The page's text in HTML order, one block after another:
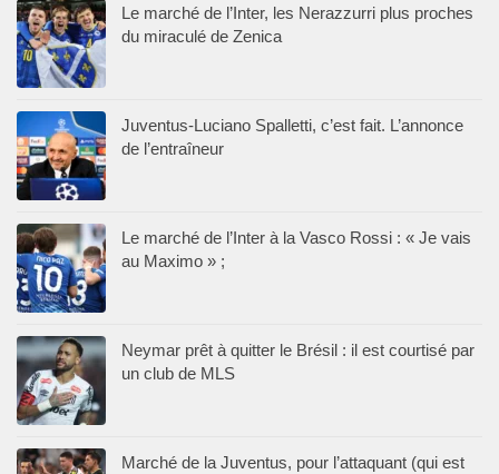
Le marché de l’Inter, les Nerazzurri plus proches
du miraculé de Zenica
Juventus-Luciano Spalletti, c’est fait. L’annonce
de l’entraîneur
Le marché de l’Inter à la Vasco Rossi : « Je vais
au Maximo » ;
Neymar prêt à quitter le Brésil : il est courtisé par
un club de MLS
Marché de la Juventus, pour l’attaquant (qui est